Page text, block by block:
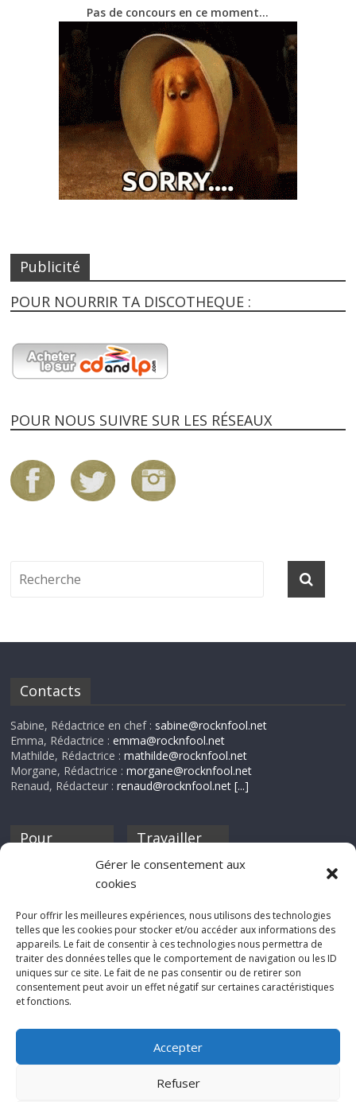
Gérer le consentement aux
cookies
Pour offrir les meilleures expériences, nous utilisons des technologies
telles que les cookies pour stocker et/ou accéder aux informations des
appareils. Le fait de consentir à ces technologies nous permettra de
traiter des données telles que le comportement de navigation ou les ID
uniques sur ce site. Le fait de ne pas consentir ou de retirer son
consentement peut avoir un effet négatif sur certaines caractéristiques
et fonctions.
Accepter
Refuser
Pas de concours en ce moment…
Publicité
POUR NOURRIR TA DISCOTHEQUE :
POUR NOUS SUIVRE SUR LES RÉSEAUX
Contacts
Sabine, Rédactrice en chef : sabine@rocknfool.net
Emma, Rédactrice :emma@rocknfool.net
Mathilde, Rédactrice :mathilde@rocknfool.net
Morgane, Rédactrice :morgane@rocknfool.net
Renaud, Rédacteur :renaud@rocknfool.net [...]
Pour
discothèque
Travailler
Si tu souhaites
Rocknfool, n'hésite
pas à nous envoyer
tes chroniques de
concerts, de films,
séries ou des billets
d'humeur :
net